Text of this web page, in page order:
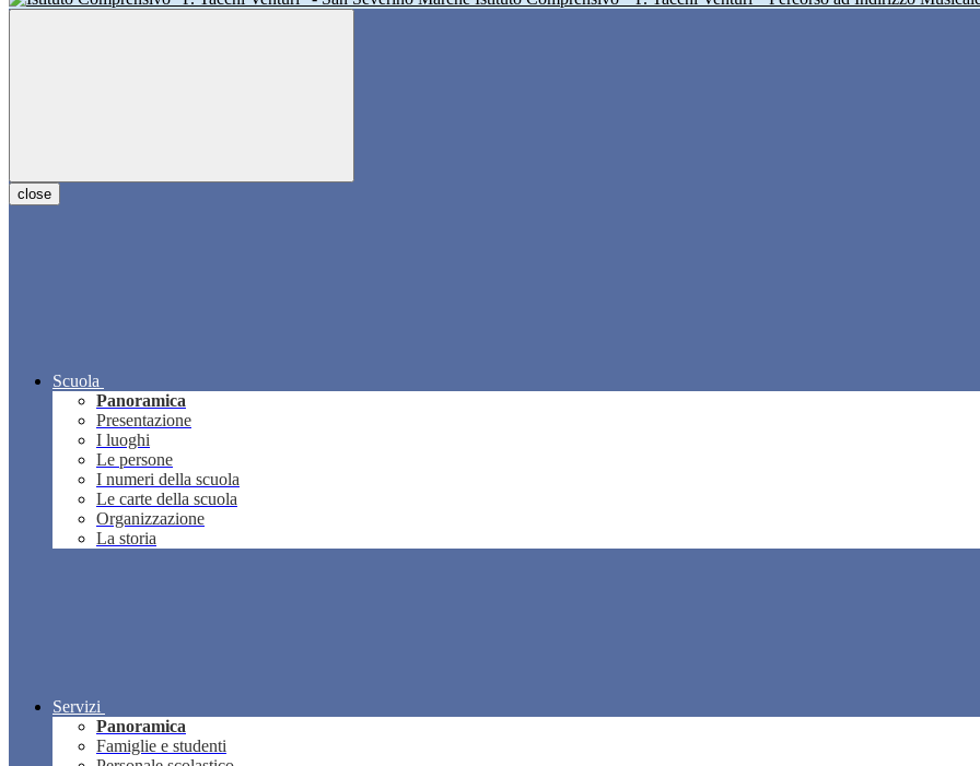
close
Scuola
Panoramica
Presentazione
I luoghi
Le persone
I numeri della scuola
Le carte della scuola
Organizzazione
La storia
Servizi
Panoramica
Famiglie e studenti